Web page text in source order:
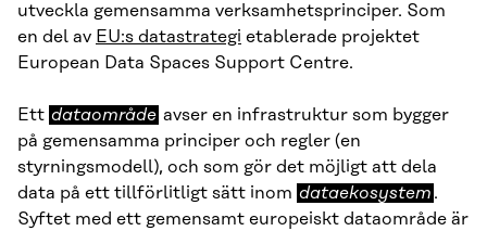
utveckla gemensamma verksamhetsprinciper. Som
en del av EU:s datastrategi etablerade projektet
European Data Spaces Support Centre.
Ett dataområde avser en infrastruktur som bygger
på gemensamma principer och regler (en
styrningsmodell), och som gör det möjligt att dela
data på ett tillförlitligt sätt inom dataekosystem .
Syftet med ett gemensamt europeiskt dataområde är